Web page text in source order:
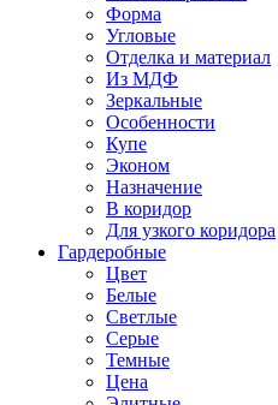
Форма
Угловые
Отделка и материал
Из МДФ
Зеркальные
Особенности
Купе
Эконом
Назначение
В коридор
Для узкого коридора
Гардеробные
Цвет
Белые
Светлые
Серые
Темные
Цена